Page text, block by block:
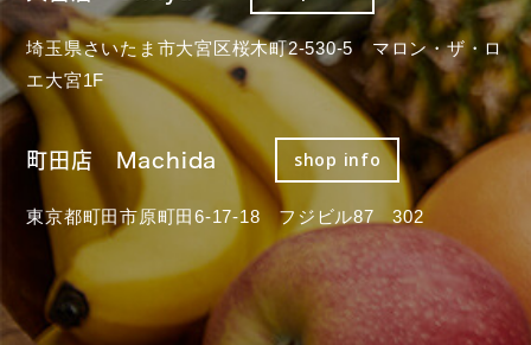
埼玉県さいたま市大宮区桜木町2-530-5 マロン・ザ・ロ
エ大宮1F
町田店 Machida shop info
東京都町田市原町田6-17-18 フジビル87 302